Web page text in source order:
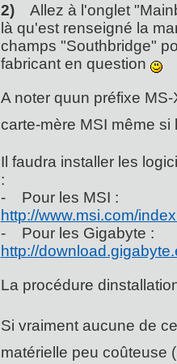
2)Allez à l'onglet
là qu'est renseigné la
champs "Southbridge"
fabricant en question
A noter quun préfixe
carte-mère MSI même si
Il faudra installer les
:
- Pour les MSI :
http://www.msi.com/
- Pour les Gigabyte :
http://
La procédure
Si vraiment aucune de
matérielle peu coûteuse